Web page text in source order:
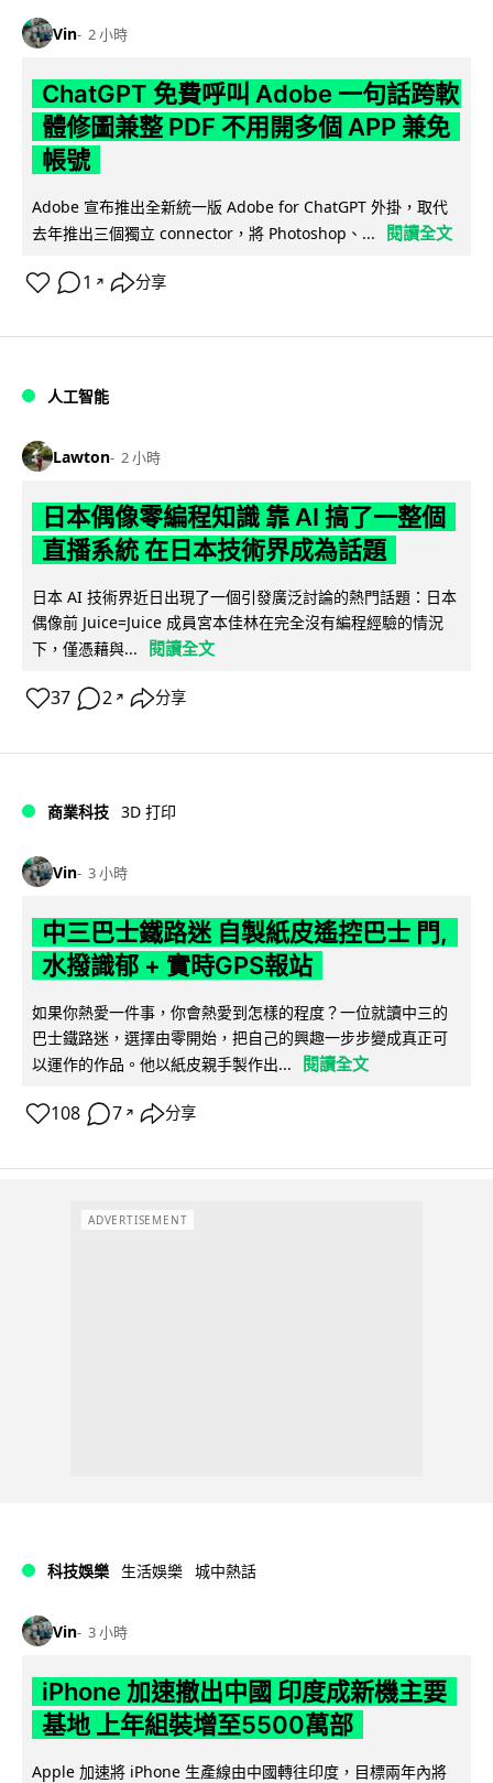
Vin 2 小時
ChatGPT 免費呼叫 Adobe 一句話跨軟
體修圖兼整 PDF 不用開多個 APP 兼免
帳號
Adobe 宣布推出全新統一版 Adobe for ChatGPT 外掛，取代
去年推出三個獨立 connector，將 Photoshop、...
閱讀全文
1 ↗ 分享
人工智能
Lawton 2 小時
日本偶像零編程知識 靠 AI 搞了一整個
直播系統 在日本技術界成為話題
日本 AI 技術界近日出現了一個引發廣泛討論的熱門話題：日本
偶像前 Juice=Juice 成員宮本佳林在完全沒有編程經驗的情況
下，僅憑藉與...
閱讀全文
37 2 ↗ 分享
商業科技 3D 打印
Vin 3 小時
中三巴士鐵路迷 自製紙皮遙控巴士 門,
水撥識郁 + 實時GPS報站
如果你熱愛一件事，你會熱愛到怎樣的程度？一位就讀中三的
巴士鐵路迷，選擇由零開始，把自己的興趣一步步變成真正可
以運作的作品。他以紙皮親手製作出...
閱讀全文
108 7 ↗ 分享
ADVERTISEMENT
科技娛樂 生活娛樂 城中熱話
Vin 3 小時
iPhone 加速撤出中國 印度成新機主要
基地 上年組裝增至5500萬部
Apple 加速將 iPhone 生產線由中國轉往印度，目標兩年內將